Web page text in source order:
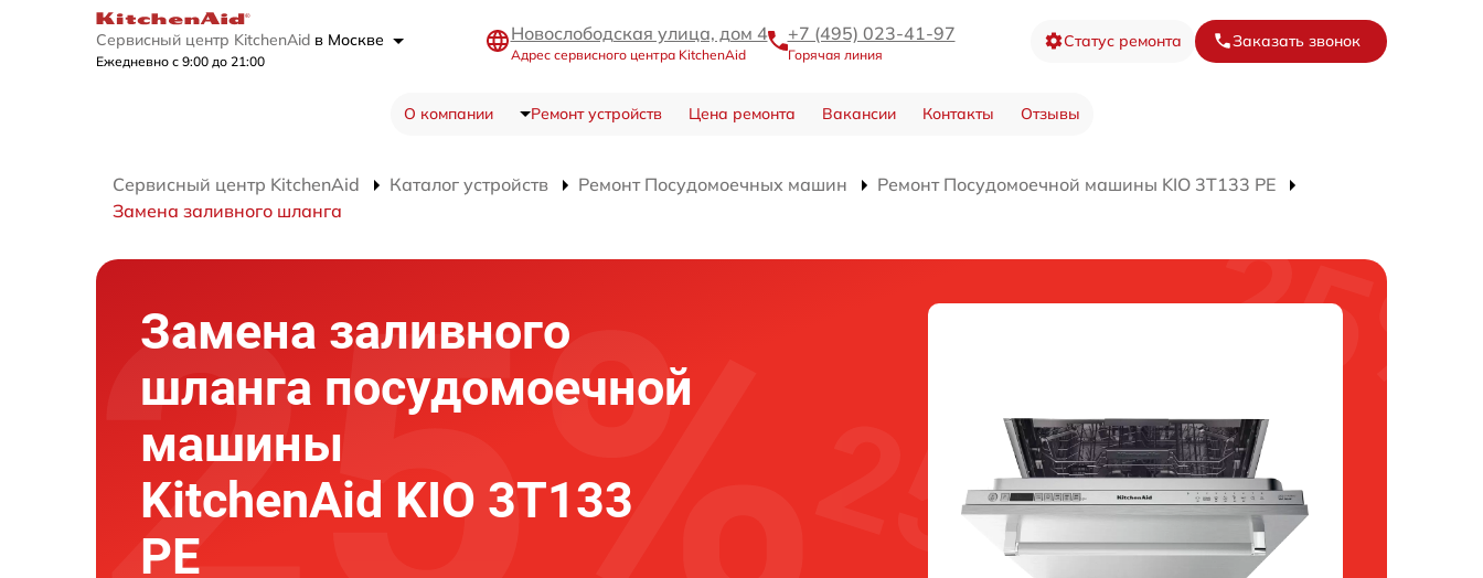
Сервисный центр KitchenAid в Москве
Ежедневно с 9:00 до 21:00
Новослободская улица, дом 4
Адрес сервисного центра KitchenAid
+7 (495) 023-41-97
Горячая линия
Статус ремонта Заказать звонок
О компании Ремонт устройств Цена ремонта Вакансии Контакты Отзывы
Сервисный центр KitchenAid Каталог устройств Ремонт Посудомоечных машин
Ремонт Посудомоечной машины KIO 3T133 PE
Замена заливного шланга
Замена заливного
шланга посудомоечной
машины
KitchenAid KIO 3T133
PE